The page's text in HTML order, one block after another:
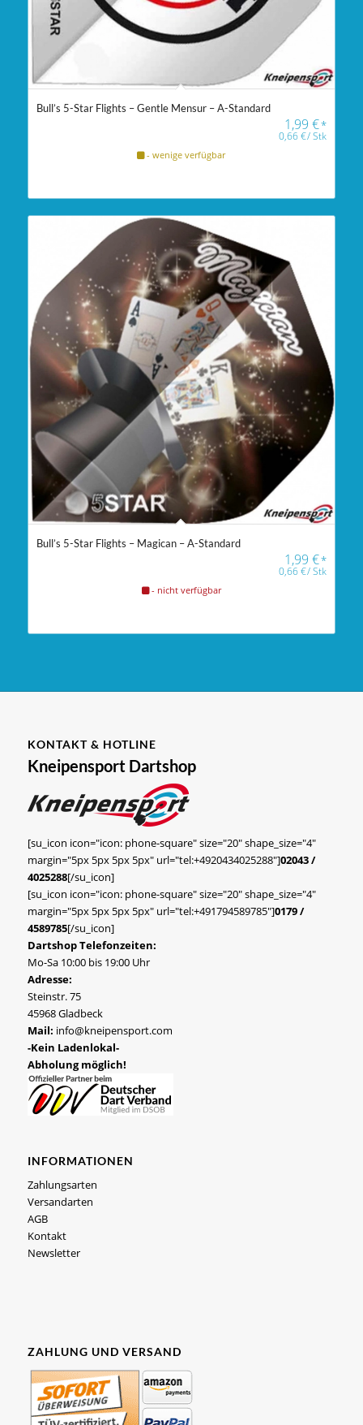
Bull’s 5-Star Flights – Gentle Mensur – A-Standard
1,99€*
0,66€/Stk
- wenige verfügbar
Bull’s 5-Star Flights – Magican – A-Standard
1,99€*
0,66€/Stk
- nicht verfügbar
KONTAKT & HOTLINE
Kneipensport Dartshop
[su_icon icon="icon: phone-square" size="20" shape_size="4"
margin="5px 5px 5px 5px" url="tel:+4920434025288"]02043 /
4025288[/su_icon]
[su_icon icon="icon: phone-square" size="20" shape_size="4"
margin="5px 5px 5px 5px" url="tel:+491794589785"]0179 /
4589785[/su_icon]
Dartshop Telefonzeiten:
Mo-Sa 10:00 bis 19:00 Uhr
Adresse:
Steinstr. 75
45968 Gladbeck
Mail: info@kneipensport.com
-Kein Ladenlokal-
Abholung möglich!
INFORMATIONEN
Zahlungsarten
Versandarten
AGB
Kontakt
Newsletter
ZAHLUNG UND VERSAND